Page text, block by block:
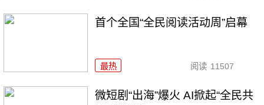
首个全国“全民阅读活动周”启幕
最热 阅读 11507
微短剧“出海”爆火 AI掀起“全民共